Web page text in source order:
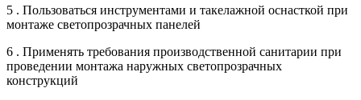
5 . Пользоваться инструментами и такелажной оснасткой при
монтаже светопрозрачных панелей
6 . Применять требования производственной санитарии при
проведении монтажа наружных светопрозрачных
конструкций